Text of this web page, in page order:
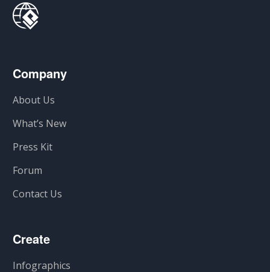
Company
About Us
What’s New
Press Kit
Forum
Contact Us
Create
Infographics